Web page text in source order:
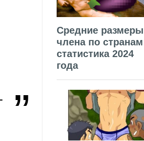
Средние размеры
члена по
статистика 2024
года